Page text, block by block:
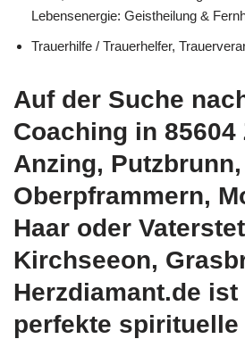
Lebensenergie: Geistheilung &
Trauerhilfe / Trauerhelfer,
Auf der Suche
Coaching in 85604
Anzing,
Oberpframmern,
Haar oder
Kirchseeon,
Herzdiamant.de ist
perfekte spirituelle